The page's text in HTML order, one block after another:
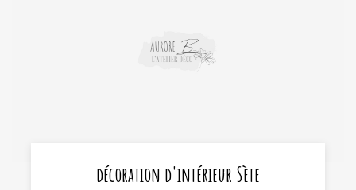
décoration d'intérieur Sète